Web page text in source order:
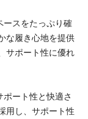
ースをたっぷり確
な履き心地を提供
サポート性に優れ
ート性と快適さ
用し、サポート性